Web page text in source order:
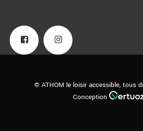
© ATHOM le loisir accessible, tous
Conception